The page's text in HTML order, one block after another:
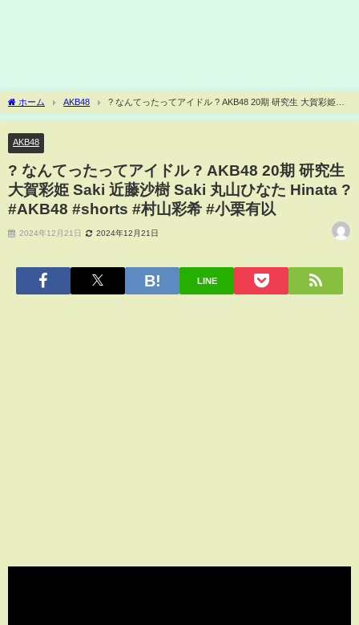
ホーム AKB48
? なんてったってアイドル ? AKB48 20期 研究生 大賀彩姫
Saki 近藤沙樹 Saki 丸山ひなた Hinata ? #AKB48 #shorts #村山彩希 #小栗有以
AKB48
? なんてったってアイドル ? AKB48 20期 研究生
大賀彩姫 Saki 近藤沙樹 Saki 丸山ひなた Hinata ?
#AKB48 #shorts #村山彩希 #小栗有以
2024年12月21日 2024年12月21日
LINE